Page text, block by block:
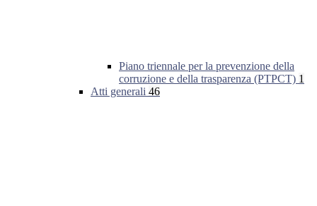
Piano triennale per la prevenzione della
corruzione e della trasparenza (PTPCT) 1
Atti generali 46